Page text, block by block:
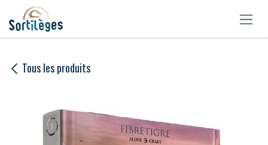
Se rendre au contenu
Tous les produits